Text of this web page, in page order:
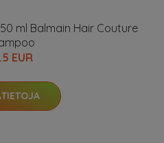
ml Balmain Hair Couture
EUR